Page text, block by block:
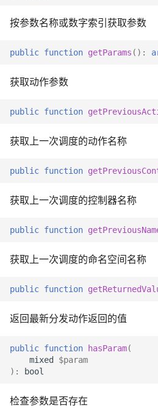
按参数名称或数字索引获取参数
public function getParams () :
获取动作参数
public function
获取上一次调度的动作名称
public function
获取上一次调度的控制器名称
public function
获取上一次调度的命名空间名称
public function
返回最新分发动作返回的值
public function hasParam(
mixed $param
) : bool
检查参数是否存在